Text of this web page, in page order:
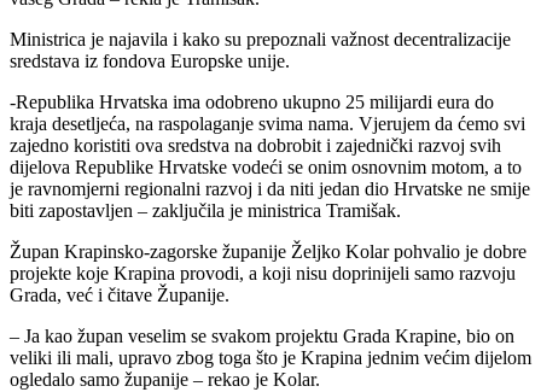
Ministrica je najavila i kako su prepoznali važnost decentralizacije
sredstava iz fondova Europske unije.
-Republika Hrvatska ima odobreno ukupno 25 milijardi eura do
kraja desetljeća, na raspolaganje svima nama. Vjerujem da ćemo svi
zajedno koristiti ova sredstva na dobrobit i zajednički razvoj svih
dijelova Republike Hrvatske vodeći se onim osnovnim motom, a to
je ravnomjerni regionalni razvoj i da niti jedan dio Hrvatske ne smije
biti zapostavljen – zaključila je ministrica Tramišak.
Župan Krapinsko-zagorske županije Željko Kolar pohvalio je dobre
projekte koje Krapina provodi, a koji nisu doprinijeli samo razvoju
Grada, već i čitave Županije.
– Ja kao župan veselim se svakom projektu Grada Krapine, bio on
veliki ili mali, upravo zbog toga što je Krapina jednim većim dijelom
ogledalo samo županije – rekao je Kolar.